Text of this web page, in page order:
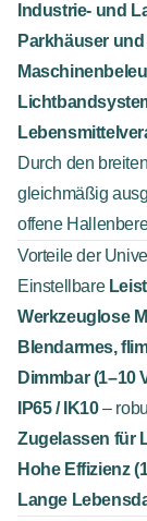
Industrie- und
Parkhäuser
Durch den
gleichmäßig
offene
Vorteile der
Einstellbare
Werkzeuglose
Blendarmes,
Dimmbar (1–10
IP65 / IK10–
Zugelassen für
Hohe Effizienz
Lange